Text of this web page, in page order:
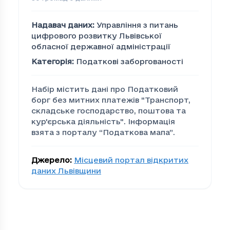
Надавач даних: Управління з питань
цифрового розвитку Львівської
обласної державної адміністрації
Категорія: Податкові заборгованості
Набір містить дані про Податковий
борг без митних платежів "Транспорт,
складське господарство, поштова та
кур'єрська дiяльнiсть". Інформація
взята з порталу “Податкова мапа”.
Джерело: Місцевий портал відкритих
даних Львівщини